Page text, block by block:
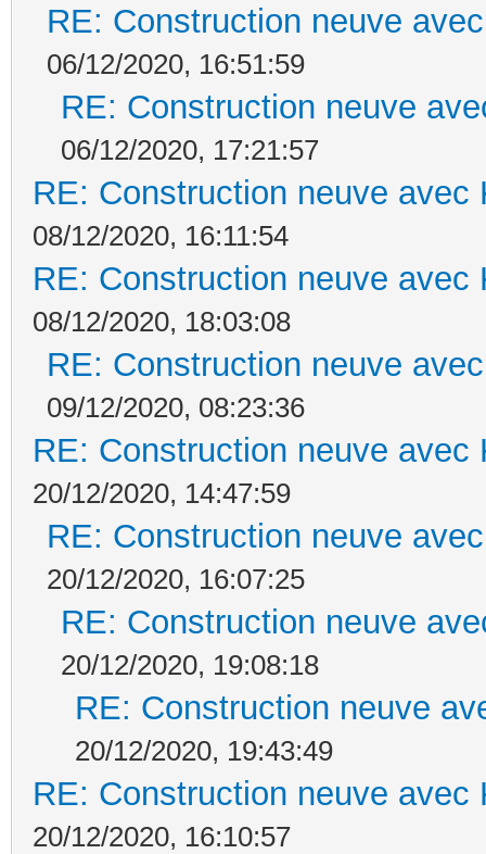
RE: Construction neuve
06/12/2020, 16:51:59
RE: Construction neuve
06/12/2020, 17:21:57
RE: Construction neuve avec
08/12/2020, 16:11:54
RE: Construction neuve avec
08/12/2020, 18:03:08
RE: Construction neuve
09/12/2020, 08:23:36
RE: Construction neuve avec
20/12/2020, 14:47:59
RE: Construction neuve
20/12/2020, 16:07:25
RE: Construction neuve
20/12/2020, 19:08:18
RE: Construction neuve
20/12/2020, 19:43:49
RE: Construction neuve avec
20/12/2020, 16:10:57